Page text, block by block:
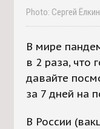
Photo: Сергей Ёлкин
В мире
в 2 раза, что
давайте
за 7 дней на
В России